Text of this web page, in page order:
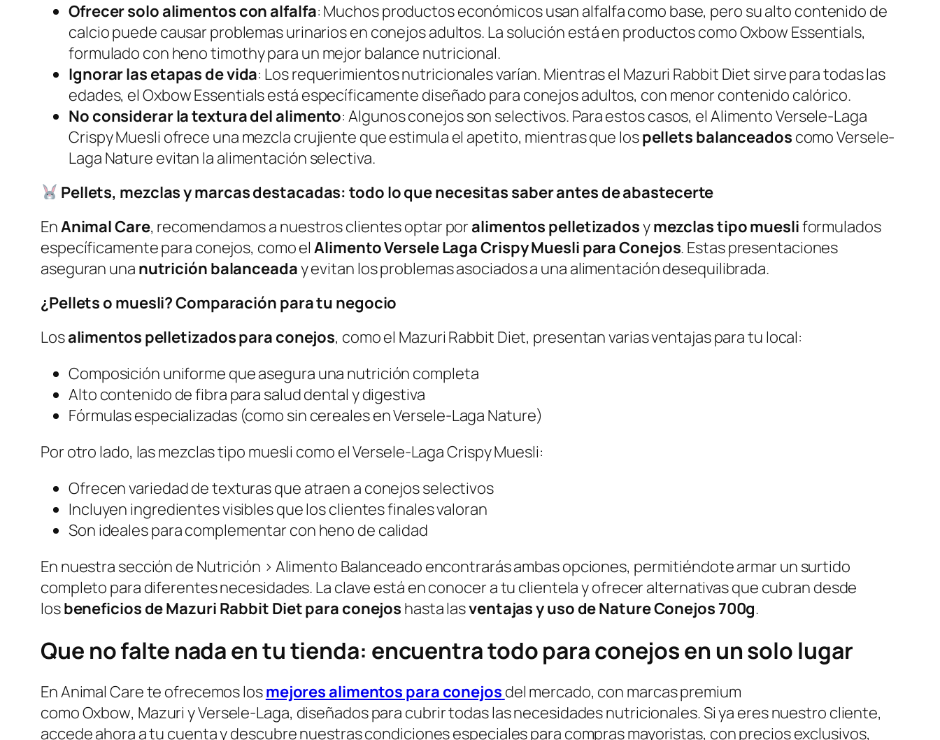
Ofrecer solo alimentos con alfalfa: Muchos productos económicos usan alfalfa como base, pero su alto contenido de
calcio puede causar problemas urinarios en conejos adultos. La solución está en productos comoOxbow Essentials,
formulado con henotimothypara un mejor balance nutricional.
Ignorar las etapas de vida: Los requerimientos nutricionales varían. Mientras el Mazuri Rabbit Diet sirve para todas las
edades, el Oxbow Essentialsestá específicamente diseñado para conejos adultos, con menor contenido calórico.
No considerar la textura del alimento: Algunos conejos son selectivos. Para estos casos, el Alimento Versele-Laga
Crispy Muesli ofrece una mezcla crujiente que estimula el apetito, mientras que lospellets balanceados comoVersele-
Laga Nature evitan la alimentación selectiva.
Pellets, mezclas y marcas destacadas: todo lo que necesitas saber antes de abastecerte
EnAnimal Care, recomendamos a nuestros clientes optar poralimentos pelletizadosymezclas tipo muesliformulados
específicamente para conejos, como elAlimento Versele Laga Crispy Muesli para Conejos. Estas presentaciones
aseguran una nutrición balanceaday evitan los problemas asociados a una alimentación desequilibrada.
¿Pellets o muesli? Comparación para tu negocio
Losalimentos pelletizados para conejos, como el Mazuri Rabbit Diet, presentan varias ventajas para tu local:
Composición uniforme que asegura una nutrición completa
Alto contenido de fibra para salud dental y digestiva
Fórmulas especializadas (como sin cereales enVersele-Laga Nature)
Por otro lado, las mezclas tipo muesli como elVersele-Laga Crispy Muesli:
Ofrecen variedad de texturas que atraen a conejos selectivos
Incluyen ingredientes visibles que los clientes finales valoran
Son ideales para complementar con heno de calidad
En nuestra sección de Nutrición > Alimento Balanceado encontrarás ambas opciones, permitiéndote armar un surtido
completo para diferentes necesidades. La clave está en conocer a tu clientela y ofrecer alternativas que cubran desde
losbeneficios de Mazuri Rabbit Diet para conejos hasta lasventajas y uso de Nature Conejos 700g.
Que no falte nada en tu tienda: encuentra todo para conejos en un solo lugar
En Animal Care te ofrecemos losmejores alimentos para conejos del mercado, con marcas premium
comoOxbow, Mazuri yVersele-Laga, diseñados para cubrir todas las necesidades nutricionales. Si ya eres nuestro cliente,
accede ahora a tu cuenta y descubre nuestras condiciones especiales para compras mayoristas, con precios exclusivos,